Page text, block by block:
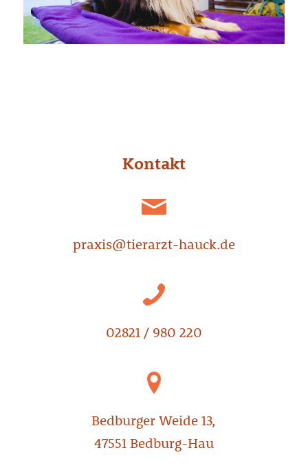
Kontakt
praxis@tierarzt-hauck.de
02821 / 980 220
Bedburger Weide 13,
47551 Bedburg-Hau